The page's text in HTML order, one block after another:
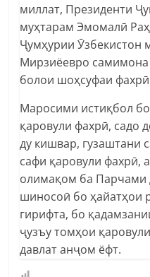
миллат, Президенти
муҳтарам Эмомалӣ
Ҷумҳурии Ӯзбекистон
Мирзиёевро самимона
болои шоҳсуфаи
Маросими истиқбол
қаровули фахрӣ, садо
ду кишвар, гузаштани
сафи қаровули фахрӣ,
олимақом ба Парчами
шиносоӣ бо ҳайатҳои
гирифта, бо
ҷузъу томҳои
давлат анҷом ёфт.